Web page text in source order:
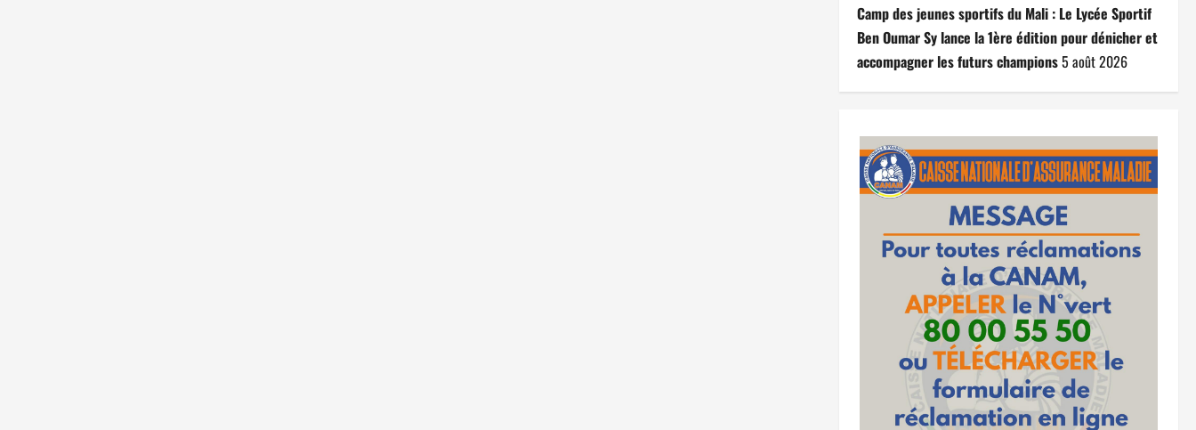
Camp des jeunes sportifs du Mali : Le Lycée Sportif
Ben Oumar Sy lance la 1ère édition pour dénicher et
accompagner les futurs champions5 août 2026